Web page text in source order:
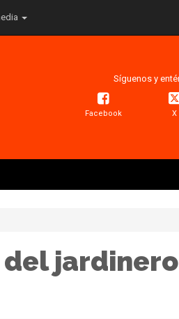
Síguenos y
Facebook X
jardinero